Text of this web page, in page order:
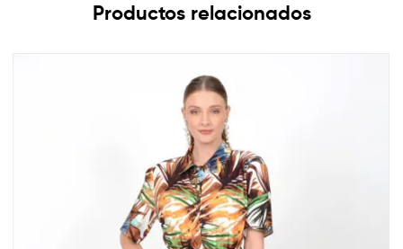
Productos relacionados